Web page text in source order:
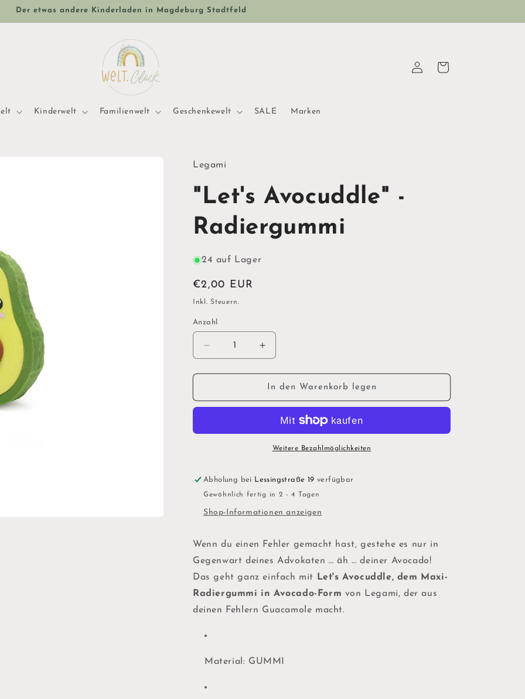
Der etwas andere Kinderladen in Magdeburg Stadtfeld
Kinderwelt Familienwelt Geschenkewelt SALE Marken
EinloggenWarenkorb
Legami
"Let's Avocuddle" -
Radiergummi
24 auf Lager
Normaler
Preis
€2,00 EUR
Inkl. Steuern.
Anzahl
Verringere
die
Menge
&quot;Let&#39;s
Radiergummi
Erhöhe
die
Menge
für
&quot;Let&#39;s
Avocuddle&quot;
Radiergummi
In den Warenkorb legen
Weitere Bezahlmöglichkeiten
Abholung bei Lessingstraße 19 verfügbar
Gewöhnlich fertig in 2 - 4 Tagen
Shop-Informationen anzeigen
Wenn du einen Fehler gemacht hast, gestehe es nur in
Gegenwart deines Advokaten … äh … deiner Avocado!
Das geht ganz einfach mit
Let's Avocuddle, dem Maxi-
Radiergummi in Avocado-Form von Legami, der aus
deinen Fehlern Guacamole macht.
Material: GUMMI